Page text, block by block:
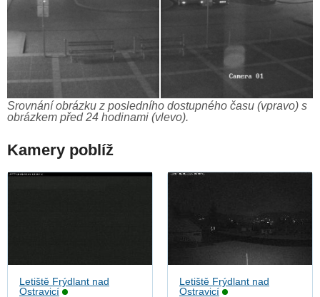
Srovnání obrázku z posledního dostupného času (vpravo) s
obrázkem před 24 hodinami (vlevo).
Kamery poblíž
Letiště Frýdlant nad
Ostravicí
Letiště Frýdlant nad
Ostravicí